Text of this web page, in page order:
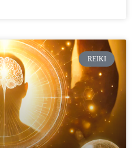
REIKI